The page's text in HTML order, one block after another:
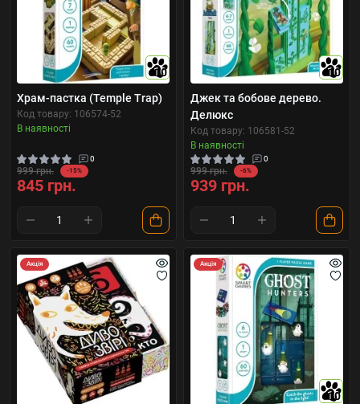
10
Храм-пастка (Temple Trap)
Код товару: 106574-52
В наявності
0
999 грн. -15%
845 грн.
10
Джек та бобове дерево.
Делюкс
Код товару: 106581-52
В наявності
0
999 грн. -6%
939 грн.
Акція Акція
10